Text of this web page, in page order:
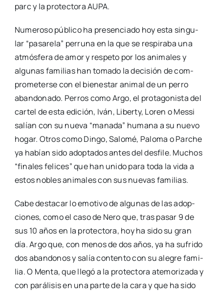
parc y la pro­tec­to­ra AUPA.
Nume­ro­so públi­co ha pre­sen­cia­do hoy esta sin­gu­
lar “pasa­re­la” perru­na en la que se res­pi­ra­ba una
atmós­fe­ra de amor y res­pe­to por los ani­ma­les y
algu­nas fami­lias han toma­do la deci­sión de com­
pro­me­ter­se con el bien­es­tar ani­mal de un perro
aban­do­na­do. Perros como Argo, el pro­ta­go­nis­ta del
car­tel de esta edi­ción, Iván, Liberty, Loren o Mes­si
salían con su nue­va “mana­da” huma­na a su nue­vo
hogar. Otros como Din­go, Salo­mé, Palo­ma o Par­che
ya habían sido adop­ta­dos antes del des­fi­le. Muchos
“fina­les feli­ces” que han uni­do para toda la vida a
estos nobles ani­ma­les con sus nue­vas fami­lias.
Cabe des­ta­car lo emo­ti­vo de algu­nas de las adop­
cio­nes, como el caso de Nero que, tras pasar 9 de
sus 10 años en la pro­tec­to­ra, hoy ha sido su gran
día. Argo que, con menos de dos años, ya ha sufri­do
dos aban­do­nos y salía con­ten­to con su ale­gre fami­
lia. O Men­ta, que lle­gó a la pro­tec­to­ra ate­mo­ri­za­da y
con pará­li­sis en una par­te de la cara y que ha sido